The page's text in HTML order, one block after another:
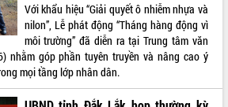
tai
Quy
quy
2030,
Với khẩu hiệu “Giải quyết ô nhiễm nhựa và
nilon”, Lễ phát động “Tháng hàng động vì
môi trường” đã diễn ra tại Trung tâm văn
nhằm góp phần tuyên truyền và nâng cao ý
mọi tầng lớp nhân dân.